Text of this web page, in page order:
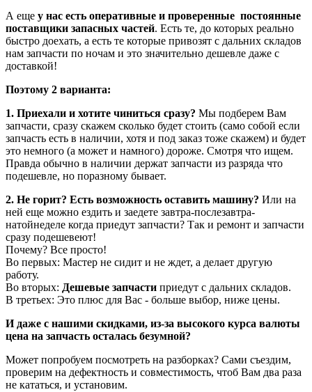
А еще у нас есть оперативные и проверенные постоянные
поставщики запасных частей. Есть те, до которых реально
быстро доехать, а есть те которые привозят с дальних складов
нам запчасти по ночам и это значительно дешевле даже с
доставкой!
Поэтому 2 варианта:
1. Приехали и хотите чиниться сразу? Мы подберем Вам
запчасти, сразу скажем сколько будет стоить (само собой если
запчасть есть в наличии, хотя и под заказ тоже скажем) и будет
это немного (а может и намного) дороже. Смотря что ищем.
Правда обычно в наличии держат запчасти из разряда что
подешевле, но поразному бывает.
2. Не горит? Есть возможность оставить машину? Или на
ней еще можно ездить и заедете завтра-послезавтра-
натойнеделе когда приедут запчасти? Так и ремонт и запчасти
сразу подешевеют!
Почему? Все просто!
Во первых: Мастер не сидит и не ждет, а делает другую
работу.
Во вторых: Дешевые запчасти приедут с дальних складов.
В третьех: Это плюс для Вас - больше выбор, ниже цены.
И даже с нашими скидками, из-за высокого курса валюты
цена на запчасть осталась безумной?
Может попробуем посмотреть на разборках? Сами съездим,
проверим на дефектность и совместимость, чтоб Вам два раза
не кататься, и установим.